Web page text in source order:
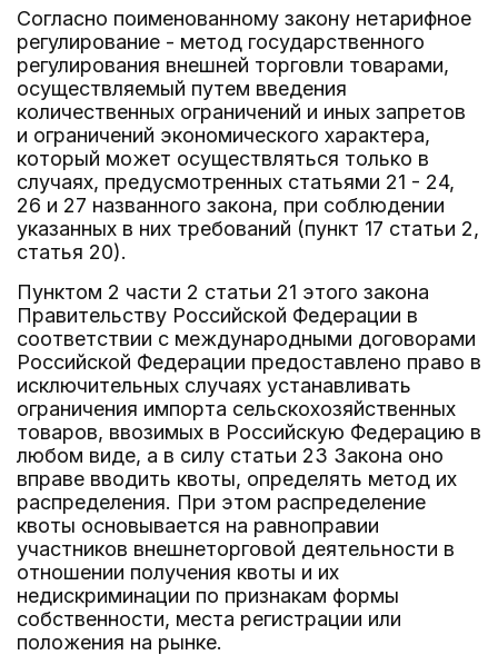
Согласно поименованному закону нетарифное
регулирование - метод государственного
регулирования внешней торговли товарами,
осуществляемый путем введения
количественных ограничений и иных запретов
и ограничений экономического характера,
который может осуществляться только в
случаях, предусмотренных статьями 21 - 24,
26 и 27 названного закона, при соблюдении
указанных в них требований (пункт 17 статьи 2,
статья 20).
Пунктом 2 части 2 статьи 21 этого закона
Правительству Российской Федерации в
соответствии с международными договорами
Российской Федерации предоставлено право в
исключительных случаях устанавливать
ограничения импорта сельскохозяйственных
товаров, ввозимых в Российскую Федерацию в
любом виде, а в силу статьи 23 Закона оно
вправе вводить квоты, определять метод их
распределения. При этом распределение
квоты основывается на равноправии
участников внешнеторговой деятельности в
отношении получения квоты и их
недискриминации по признакам формы
собственности, места регистрации или
положения на рынке.